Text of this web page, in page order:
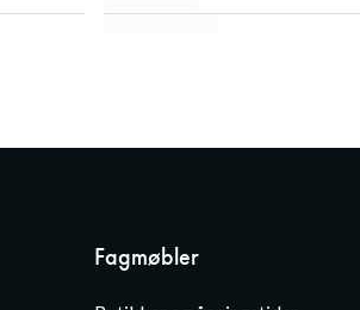
Fagmøbler